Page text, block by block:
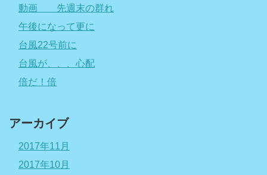
動画 先週末の群れ
午後になって更に
台風22号前に
台風が、、、心配
倍だ！倍
アーカイブ
2017年11月
2017年10月